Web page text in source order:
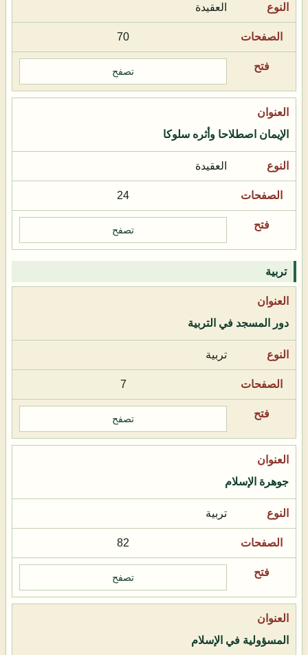
العقيدة
70
تصفح
الإيمان اصطلاحا وأثره سلوكا
العقيدة
24
تصفح
تربية
دور المسجد في التربية
تربية
7
تصفح
جوهرة الإسلام
تربية
82
تصفح
المسؤولية في الإسلام